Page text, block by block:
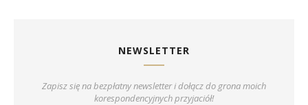
NEWSLETTER
Zapisz się na bezpłatny newsletter i dołącz do grona moich
korespondencyjnych przyjaciół!